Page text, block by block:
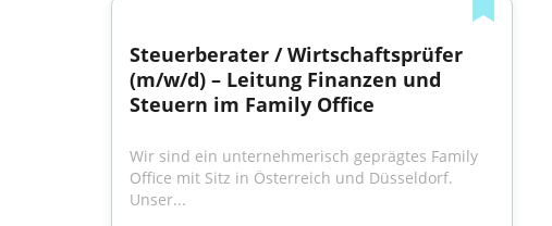
Steuerberater / Wirtschaftsprüfer
(m/w/d) – Leitung Finanzen und
Steuern im Family Office
Wir sind ein unternehmerisch geprägtes Family
Office mit Sitz in Österreich und Düsseldorf.
Unser...